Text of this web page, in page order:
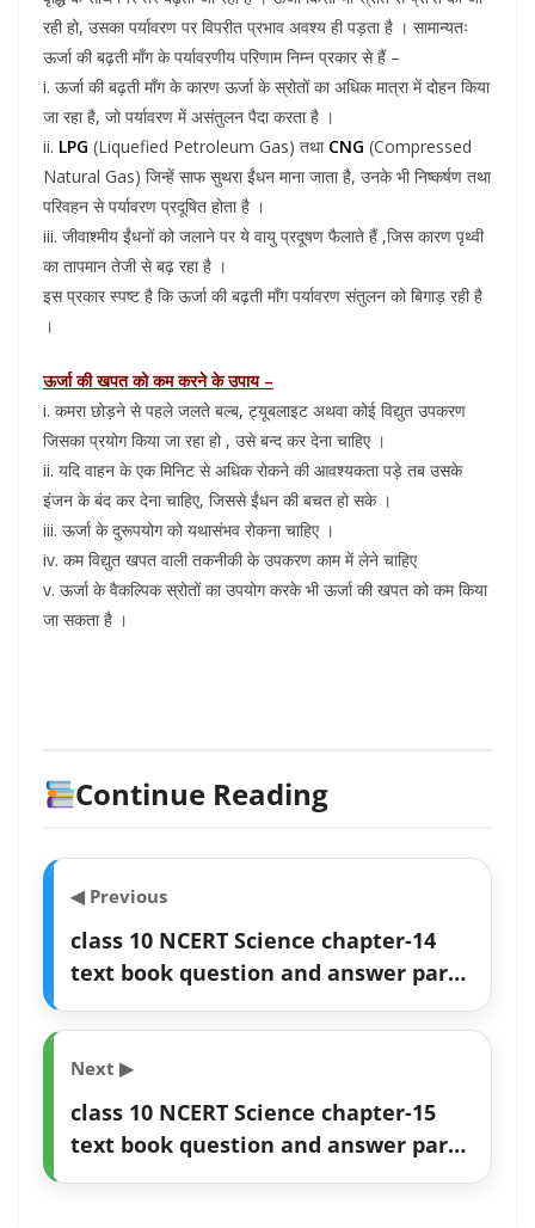
रही हो, उसका पर्यावरण पर विपरीत प्रभाव अवश्य ही पड़ता है । सामान्यतः
ऊर्जा की बढ़ती माँग के पर्यावरणीय परिणाम निम्न प्रकार से हैं –
i. ऊर्जा की बढ़ती माँग के कारण ऊर्जा के स्रोतों का अधिक मात्रा में दोहन किया
जा रहा है, जो पर्यावरण में असंतुलन पैदा करता है ।
ii. LPG (Liquefied Petroleum Gas) तथा CNG (Compressed
Natural Gas) जिन्हें साफ सुथरा ईंधन माना जाता है, उनके भी निष्कर्षण तथा
परिवहन से पर्यावरण प्रदूषित होता है ।
iii. जीवाश्मीय ईंधनों को जलाने पर ये वायु प्रदूषण फैलाते हैं ,जिस कारण पृथ्वी
का तापमान तेजी से बढ़ रहा है ।
इस प्रकार स्पष्ट है कि ऊर्जा की बढ़ती माँग पर्यावरण संतुलन को बिगाड़ रही है
।
ऊर्जा की खपत को कम करने के उपाय –
i. कमरा छोड़ने से पहले जलते बल्ब, ट्यूबलाइट अथवा कोई विद्युत उपकरण
जिसका प्रयोग किया जा रहा हो , उसे बन्द कर देना चाहिए ।
ii. यदि वाहन के एक मिनिट से अधिक रोकने की आवश्यकता पड़े तब उसके
इंजन के बंद कर देना चाहिए, जिससे ईंधन की बचत हो सके ।
iii. ऊर्जा के दुरूपयोग को यथासंभव रोकना चाहिए ।
iv. कम विद्युत खपत वाली तकनीकी के उपकरण काम में लेने चाहिए
v. ऊर्जा के वैकल्पिक स्रोतों का उपयोग करके भी ऊर्जा की खपत को कम किया
जा सकता है ।
Continue Reading
◀ Previous
class 10 NCERT Science chapter-14
text book question and answer part-
1//Sources of Energy
Next ▶
class 10 NCERT Science chapter-15
text book question and answer part-
1//Our Environment